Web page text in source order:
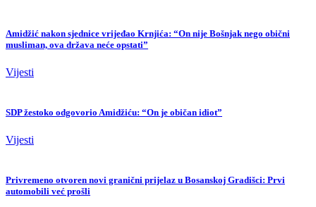
Amidžić nakon sjednice vrijeđao Krnjića: “On nije Bošnjak nego obični
musliman, ova država neće opstati”
Vijesti
SDP žestoko odgovorio Amidžiću: “On je običan idiot”
Vijesti
Privremeno otvoren novi granični prijelaz u Bosanskoj Gradišci: Prvi
automobili već prošli